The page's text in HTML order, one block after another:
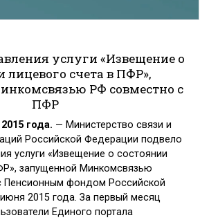
услуги «Извещение о
лицевого счета в ПФР»,
РФ совместно с
ПФР
года. — Министерство связи и
Российской Федерации подвело
услуги «Извещение о состоянии
запущенной Минкомсвязью
Пенсионным фондом Российской
2015 года. За первый месяц
Единого портала